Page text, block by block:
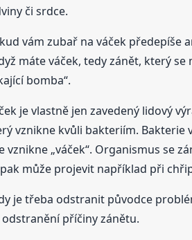
či srdce.
vám zubař na váček předepíše
máte váček, tedy zánět, který
bomba“.
je vlastně jen zavedený lidový
vznikne kvůli bakteriím. Bakterie
vznikne „váček“. Organismus se
může projevit například při
je třeba odstranit původce
příčiny zánětu.